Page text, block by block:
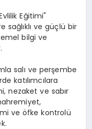
Eğitimi"
sağlıklı ve güçlü bir
bilgi ve
salı ve perşembe
katılımcılara
nezaket ve sabır
ve öfke kontrolü